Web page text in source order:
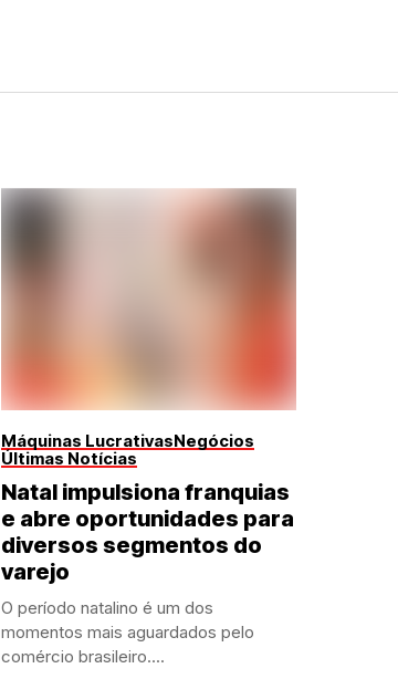
Máquinas LucrativasNegócios
Últimas Notícias
Natal impulsiona franquias
e abre oportunidades para
diversos segmentos do
varejo
O período natalino é um dos
momentos mais aguardados pelo
comércio brasileiro....